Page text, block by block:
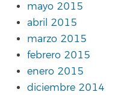
mayo 2015
abril 2015
marzo 2015
febrero 2015
enero 2015
diciembre 2014